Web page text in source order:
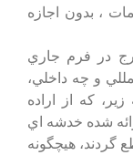
، بدون اجازه
در فرم جاري
و چه داخلي،
كه از اراده
شده خدشه اي
گردند، هيچگونه